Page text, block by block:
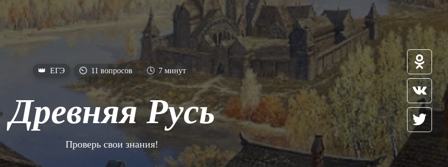
👑 ЕГЭ ⏲ 11 вопросов 🕓 7 минут
Древняя Русь
Проверь свои знания!